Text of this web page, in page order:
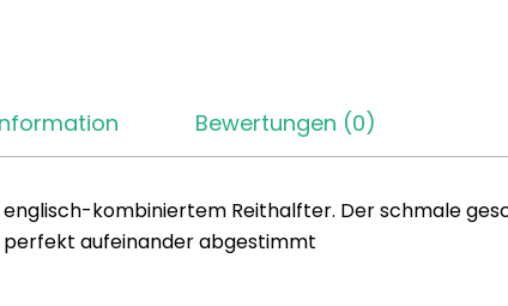
Bewertungen (0)
kombiniertem Reithalfter. Der schmale
aufeinander abgestimmt